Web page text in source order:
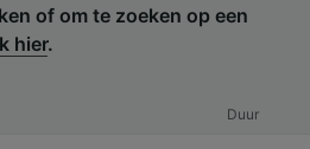
of om te zoeken op een
hier.
Duur